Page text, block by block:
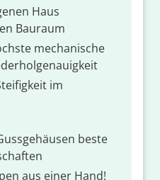
Haus
Bauraum​
mechanische
im
beste
aus einer Hand!